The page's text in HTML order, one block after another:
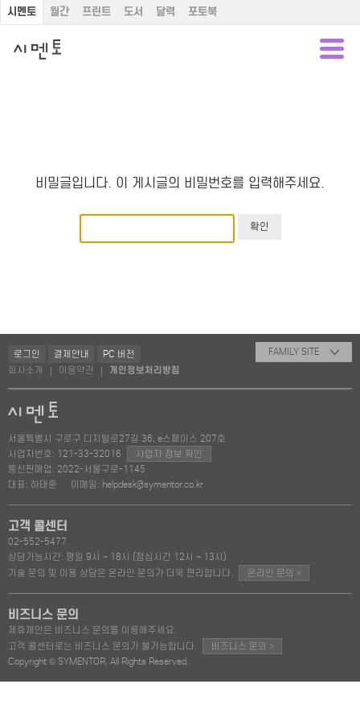
시멘토 월간 프린트 도서 달력 포토북
비밀글입니다. 이 게시글의 비밀번호를 입력해주세요.
로그인 결제안내
PC 버전
회사소개
이용약관 개인정보처리방침
FAMILY SITE
서울특별시 구로구 디지털로27길 36, e스페이스 207호
사업자번호: 121-33-32016
사업자 정보 확인
통신판매업: 2022-서울구로-1145
대표: 하태훈
이메일: helpdesk@symentor.co.kr
고객 콜센터
02-552-5477
상담가능시간: 평일 9시 ~ 18시 (점심시간 12시 ~ 13시)
기술 문의 및 이용 상담은 온라인 문의가 더욱 편리합니다.
온라인 문의 >
비즈니스 문의
제휴제안은 비즈니스 문의를 이용해주세요.
고객 콜센터로는 비즈니스 문의가 불가능합니다.
비즈니스 문의 >
Copyright © SYMENTOR. All Rights Reserved.